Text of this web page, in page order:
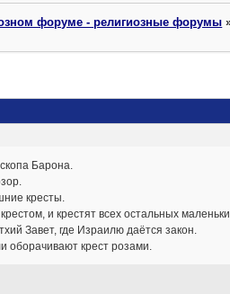
форуме - религиозные форумы
Барона.
кресты.
и крестят всех остальных
Завет, где Израилю даётся закон.
оборачивают крест розами.